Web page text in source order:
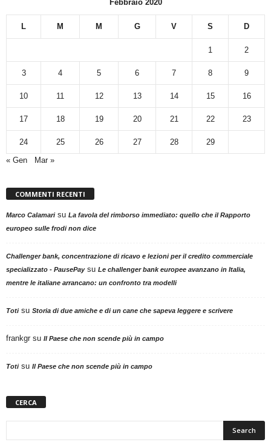
Febbraio 2020
L M M G V S D
1 2
3 4 5 6 7 8 9
10 11 12 13 14 15 16
17 18 19 20 21 22 23
24 25 26 27 28
29
« Gen
Mar »
COMMENTI RECENTI
Marco Calamarisu La favola del rimborso immediato: quello che il Rapporto
europeo sulle frodi non dice
Challenger bank, concentrazione di ricavo e lezioni per il credito commerciale
specializzato - PausePaysu Le challenger bank europee avanzano in Italia,
mentre le italiane arrancano: un confronto tra modelli
Totisu Storia di due amiche e di un cane che sapeva leggere e scrivere
frankgr su Il Paese che non scende più in campo
Totisu Il Paese che non scende più in campo
CERCA